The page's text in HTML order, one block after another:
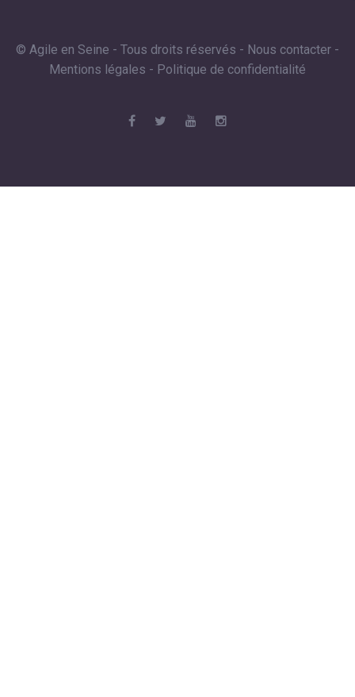
© Agile en Seine - Tous droits réservés - Nous contacter -
Mentions légales - Politique de confidentialité